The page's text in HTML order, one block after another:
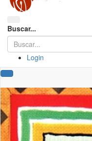
Buscar...
Login